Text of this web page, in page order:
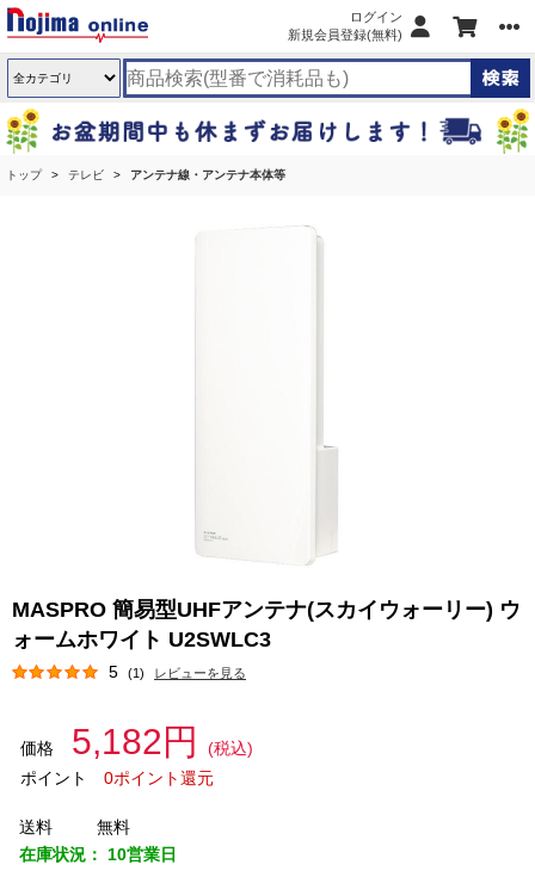
ログイン
新規会員登録(無料)
トップ テレビ アンテナ線・アンテナ本体等
MASPRO 簡易型UHFアンテナ(スカイウォーリー) ウ
ォームホワイト U2SWLC3
5 (1) レビューを見る
価格 5,182円
(税込)
ポイント
0ポイント還元
送料
無料
在庫状況： 10営業日